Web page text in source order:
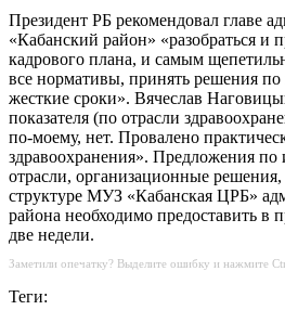
Президент РБ рекомендовал главе
«Кабанский район» «разобраться и
кадрового плана, и самым
все нормативы, принять решения
жесткие сроки». Вячеслав
показателя (по отрасли
по-моему, нет. Провалено
здравоохранения». Предложения
отрасли, организационные
структуре МУЗ «Кабанская ЦРБ»
района необходимо предоставить в
две недели.
Заметили опечатку? Выделите ошибку и нажмите
Теги: